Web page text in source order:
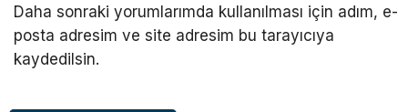
Daha sonraki yorumlarımda kullanılması için adım, e-
posta adresim ve site adresim bu tarayıcıya
kaydedilsin.